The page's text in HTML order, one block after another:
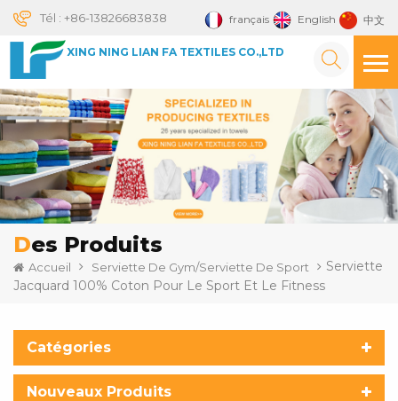
français English 中文
Tél : +86-13826683838
XING NING LIAN FA TEXTILES CO.,LTD
Des Produits
Accueil Serviette De Gym/serviette De Sport
Serviette
Jacquard 100% Coton Pour Le Sport Et Le Fitness
Catégories
Nouveaux Produits